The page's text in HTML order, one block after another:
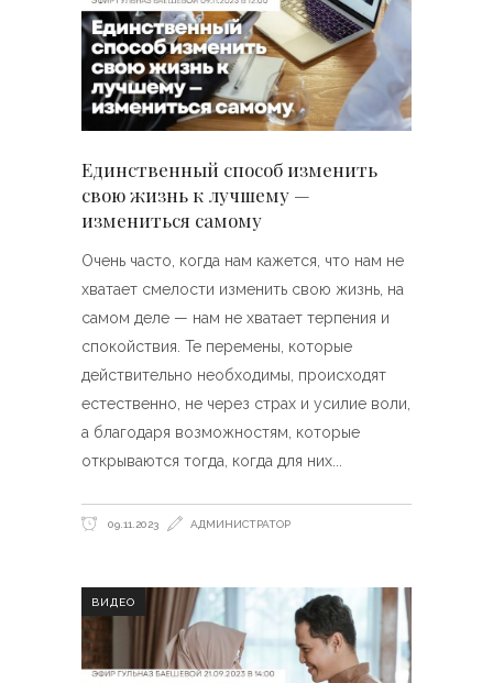
Единственный способ изменить
свою жизнь к лучшему —
измениться самому
Очень часто, когда нам кажется, что нам не
хватает смелости изменить свою жизнь, на
самом деле — нам не хватает терпения и
спокойствия. Те перемены, которые
действительно необходимы, происходят
естественно, не через страх и усилие воли,
а благодаря возможностям, которые
открываются тогда, когда для них
09.11.2023 АДМИНИСТРАТОР
ВИДЕО